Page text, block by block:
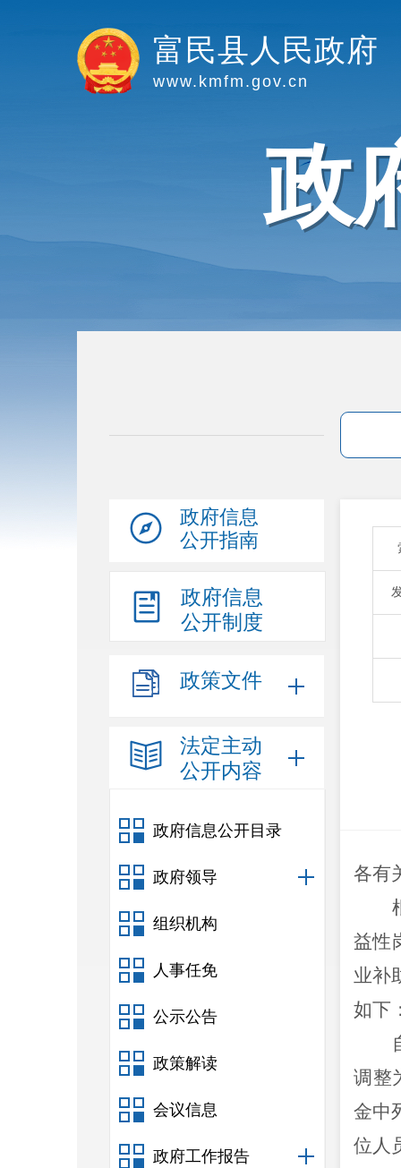
富民县人民政府
www.kmfm.gov.cn
政
政府信息
公开指南
政府信息
公开制度
政策文件
法定主动
公开内容
政府信息公开目录
政府领导
组织机构
人事任免
公示公告
政策解读
会议信息
政府工作报告
各有
益性
业补
如下
调整
金中
位人